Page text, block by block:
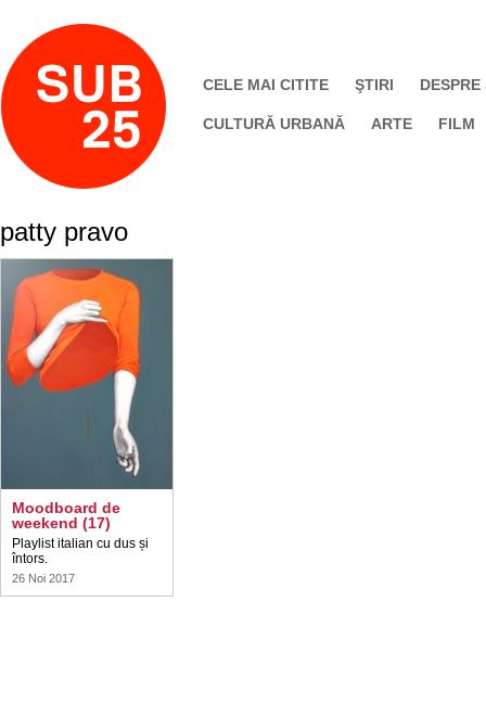
CELE MAI CITITE ŞTIRI DESPRE
CULTURĂ URBANĂ ARTE FILM
patty pravo
Moodboard de
weekend (17)
Playlist italian cu dus și
întors.
26 Noi 2017